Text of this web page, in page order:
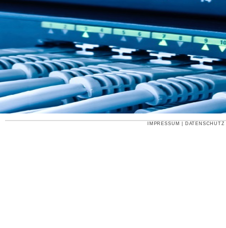
IMPRESSUM DATENSCHUTZ